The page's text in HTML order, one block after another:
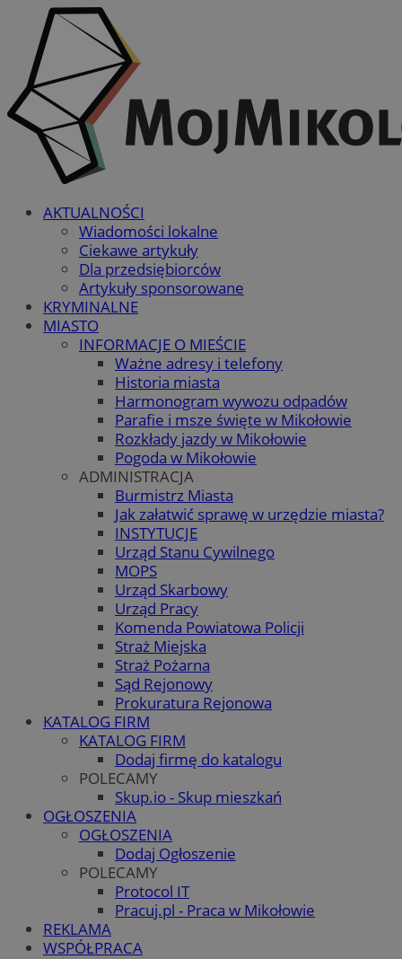
AKTUALNOŚCI
Wiadomości lokalne
Ciekawe artykuły
Dla przedsiębiorców
Artykuły sponsorowane
KRYMINALNE
MIASTO
INFORMACJE O MIEŚCIE
Ważne adresy i telefony
Historia miasta
Harmonogram wywozu odpadów
Parafie i msze święte w Mikołowie
Rozkłady jazdy w Mikołowie
Pogoda w Mikołowie
ADMINISTRACJA
Burmistrz Miasta
Jak załatwić sprawę w urzędzie miasta?
INSTYTUCJE
Urząd Stanu Cywilnego
MOPS
Urząd Skarbowy
Urząd Pracy
Komenda Powiatowa Policji
Straż Miejska
Straż Pożarna
Sąd Rejonowy
Prokuratura Rejonowa
KATALOG FIRM
KATALOG FIRM
Dodaj firmę do katalogu
POLECAMY
Skup.io - Skup mieszkań
OGŁOSZENIA
OGŁOSZENIA
Dodaj Ogłoszenie
POLECAMY
Protocol IT
Pracuj.pl - Praca w Mikołowie
REKLAMA
WSPÓŁPRACA